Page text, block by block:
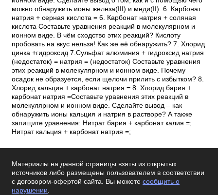
можно обнаружить ионы железа(III) и меди(II). 6. Карбонат
натрия + серная кислота = 6. Карбонат натрия + соляная
кислота Составьте уравнения реакций в молекулярном и
ионном виде. В чём сходство этих реакций? Кислоту
пробовать на вкус нельзя! Как же её обнаружить? 7. Хлорид
цинка +гидроксид 7.Сульфат алюминия + гидроксид натрия
(недостаток) = натрия = (недостаток) Составьте уравнения
этих реакций в молекулярном и ионном виде. Почему
осадок не образуется, если щелочи прилить с избытком? 8.
Хлорид кальция + карбонат натрия = 8. Хлорид бария +
карбонат натрия =Составьте уравнения этих реакций в
молекулярном и ионном виде. Сделайте вывод – как
обнаружить ионы кальция и натрия в растворе? А также
запищите уравнения: Нитрат бария + карбонат калия =;
Нитрат кальция + карбонат натрия =;
Материалы на данной страницы взяты из открытых
источников либо размещены пользователем в соответствии
с договором-офертой сайта. Вы можете сообщить о
нарушении.